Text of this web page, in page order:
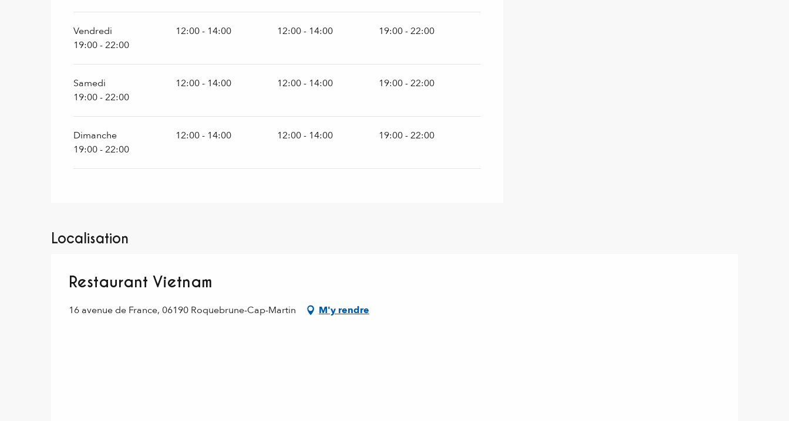
Vendredi 12:00 - 14:00 12:00 - 14:00
19:00 - 22:00
19:00 - 22:00
Samedi 12:00 - 14:00 12:00 - 14:00
19:00 - 22:00
19:00 - 22:00
Dimanche 12:00 - 14:00 12:00 - 14:00
19:00 - 22:00
19:00 - 22:00
Localisation
Restaurant Vietnam
16 avenue de France, 06190 Roquebrune-Cap-Martin M'y rendre